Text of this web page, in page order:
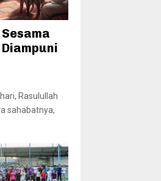
Rasulullah